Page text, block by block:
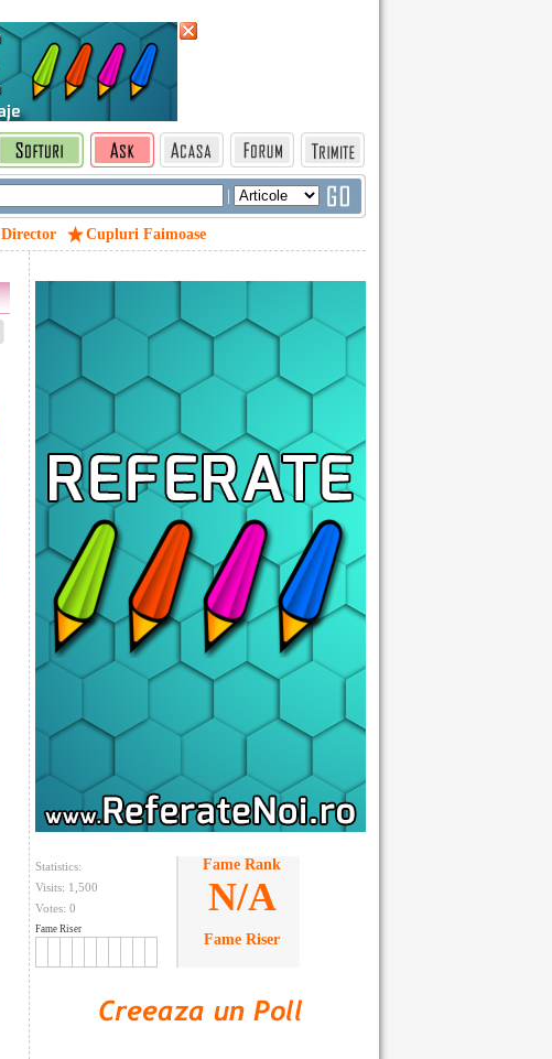
|
Director Cupluri Faimoase
Statistics:
Visits: 1,500
Votes: 0
Fame Riser
Fame Rank
N/A
Fame Riser